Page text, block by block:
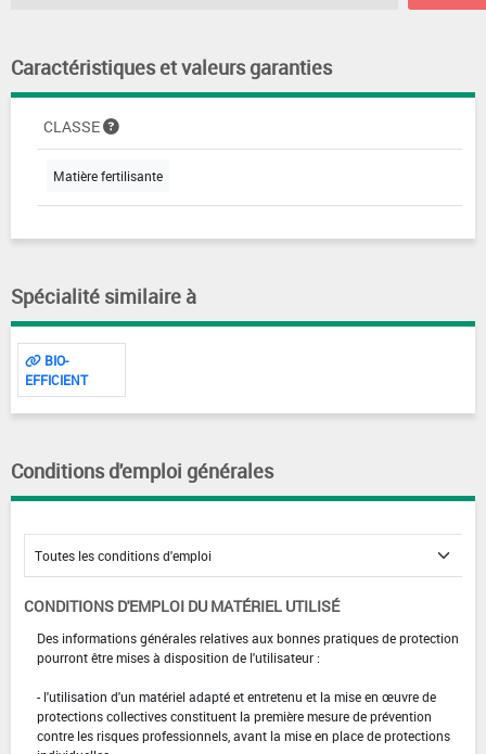
Caractéristiques et valeurs garanties
CLASSE
Matière fertilisante
Spécialité similaire à
BIO-
EFFICIENT
Conditions d'emploi générales
CONDITIONS D'EMPLOI DU MATÉRIEL UTILISÉ
Des informations générales relatives aux bonnes pratiques de protection
pourront être mises à disposition de l'utilisateur :
- l'utilisation d'un matériel adapté et entretenu et la mise en œuvre de
protections collectives constituent la première mesure de prévention
contre les risques professionnels, avant la mise en place de protections